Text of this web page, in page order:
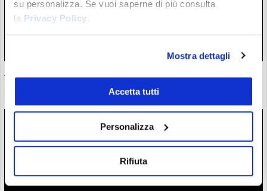
su personalizza. Se vuoi saperne di più consulta
la Privacy Policy.
Mostra dettagli
Accetta tutti
Personalizza
Rifiuta
Anche Solana scende in campo per il Clarity Act: “È ora di